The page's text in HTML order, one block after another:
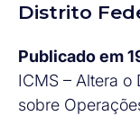
Distrito
Publicado em
ICMS – Altera
sobre